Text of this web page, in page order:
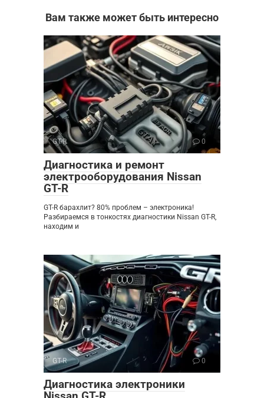
Вам также может быть интересно
GT-R 0
Диагностика и ремонт
электрооборудования Nissan
GT-R
GT-R барахлит? 80% проблем – электроника!
Разбираемся в тонкостях диагностики Nissan GT-R,
находим и
GT-R 0
Диагностика электроники